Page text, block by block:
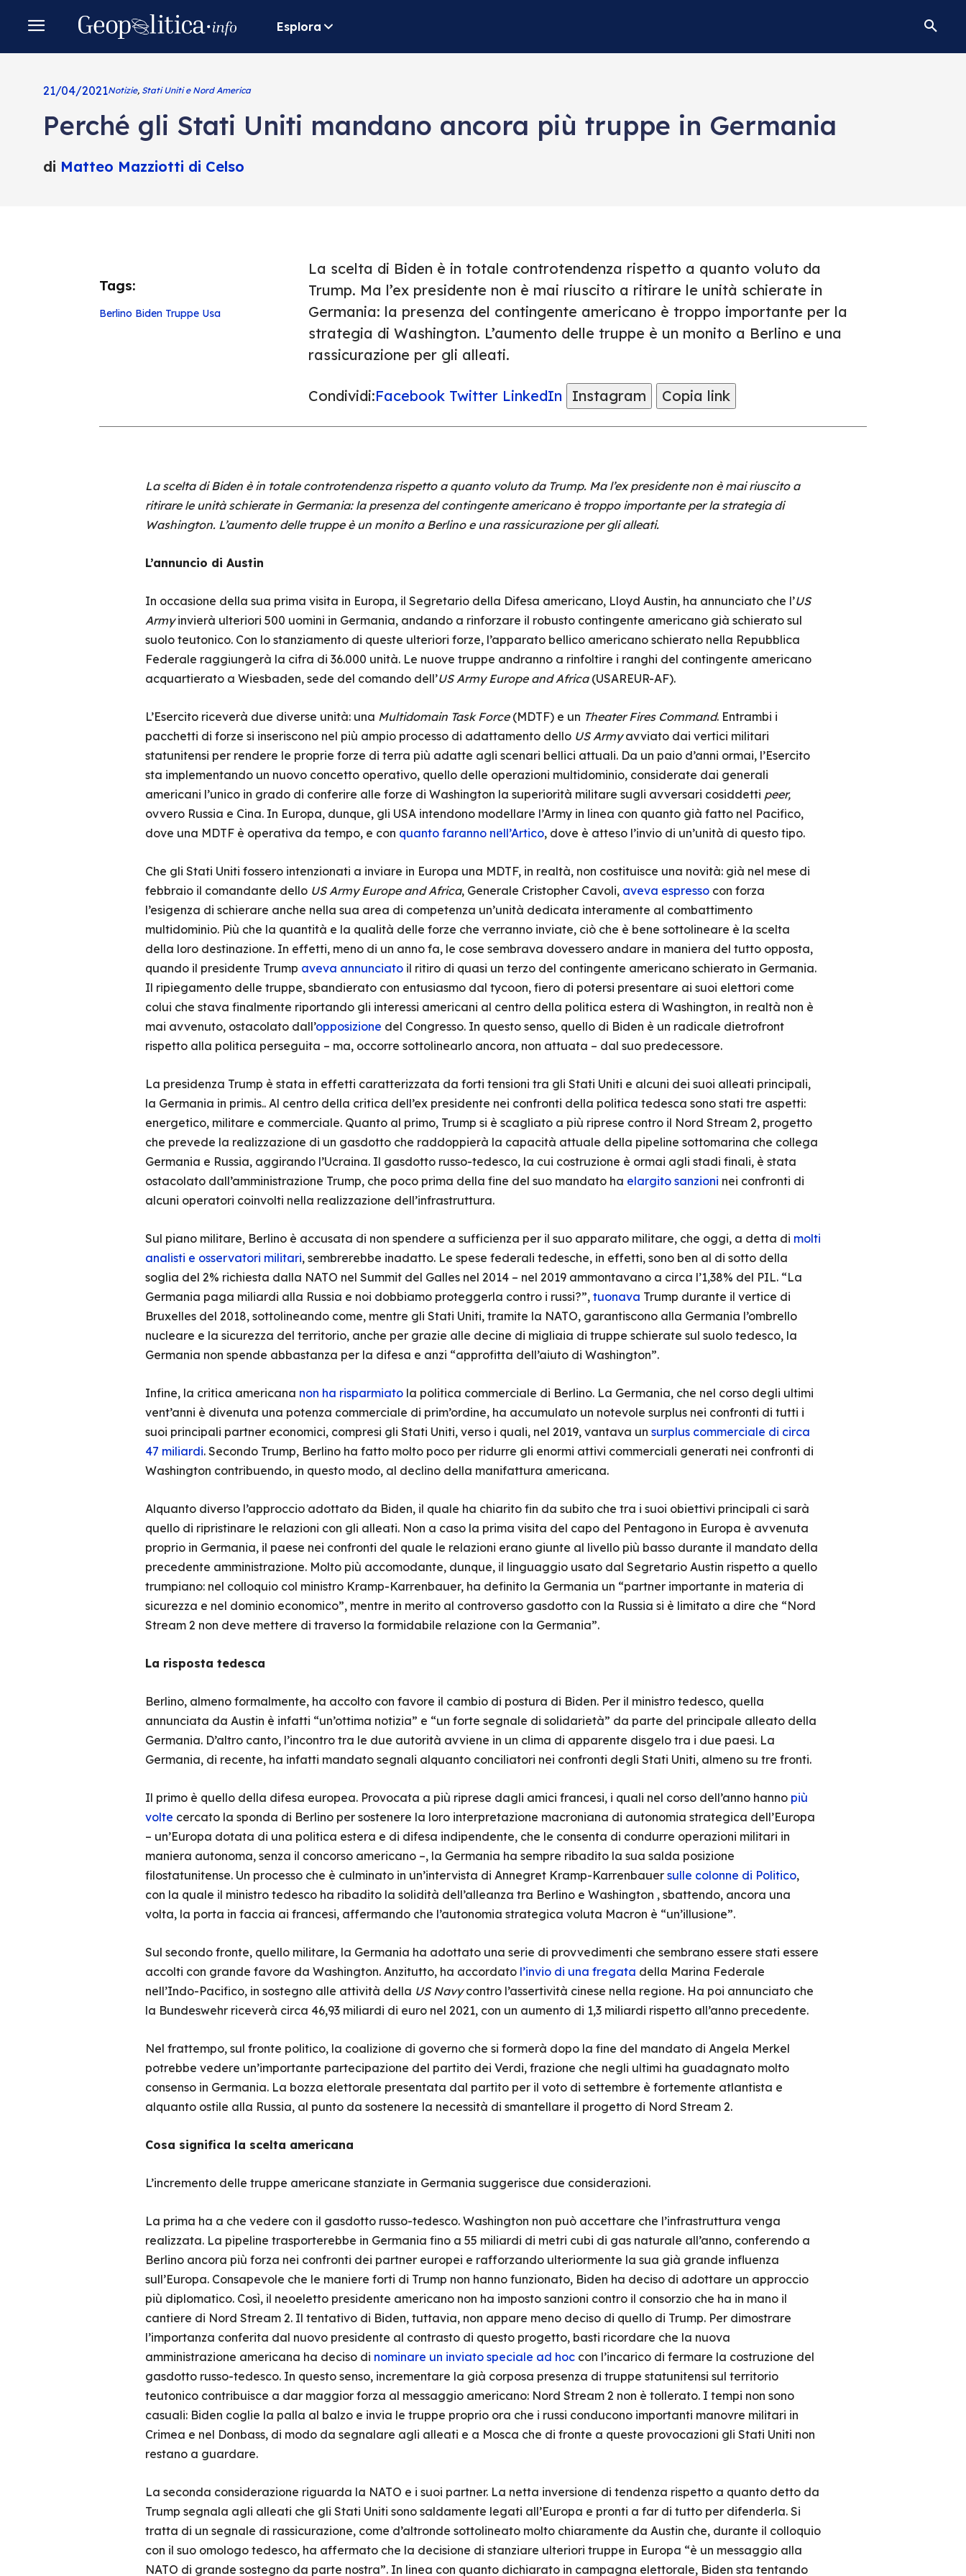
Esplora
21/04/2021Notizie, Stati Uniti e Nord America
Perché gli Stati Uniti mandano ancora più truppe in Germania
di Matteo Mazziotti di Celso
Tags:
Berlino Biden Truppe Usa
La scelta di Biden è in totale controtendenza rispetto a quanto voluto da
Trump. Ma l’ex presidente non è mai riuscito a ritirare le unità schierate in
Germania: la presenza del contingente americano è troppo importante per la
strategia di Washington. L’aumento delle truppe è un monito a Berlino e una
rassicurazione per gli alleati.
Condividi:Facebook Twitter LinkedIn Instagram Copia link
La scelta di Biden è in totale controtendenza rispetto a quanto voluto da Trump. Ma l’ex presidente non è mai riuscito a
ritirare le unità schierate in Germania: la presenza del contingente americano è troppo importante per la strategia di
Washington. L’aumento delle truppe è un monito a Berlino e una rassicurazione per gli alleati.
L’annuncio di Austin
In occasione della sua prima visita in Europa, il Segretario della Difesa americano, Lloyd Austin, ha annunciato che l’US
Armyinvierà ulteriori 500 uomini in Germania, andando a rinforzare il robusto contingente americano già schierato sul
suolo teutonico. Con lo stanziamento di queste ulteriori forze, l’apparato bellico americano schierato nella Repubblica
Federale raggiungerà la cifra di 36.000 unità. Le nuove truppe andranno a rinfoltire i ranghi del contingente americano
acquartierato a Wiesbaden, sede del comando dell’US Army Europe and Africa (USAREUR-AF).
L’Esercito riceverà due diverse unità: una Multidomain Task Force(MDTF) e un Theater Fires Command. Entrambi i
pacchetti di forze si inseriscono nel più ampio processo di adattamento dello US Armyavviato dai vertici militari
statunitensi per rendere le proprie forze di terra più adatte agli scenari bellici attuali. Da un paio d’anni ormai, l’Esercito
sta implementando un nuovo concetto operativo, quello delle operazioni multidominio, considerate dai generali
americani l’unico in grado di conferire alle forze di Washington la superiorità militare sugli avversari cosiddetti peer,
ovvero Russia e Cina. In Europa, dunque, gli USA intendono modellare l’Army in linea con quanto già fatto nel Pacifico,
dove una MDTF è operativa da tempo, e con quanto faranno nell’Artico, dove è atteso l’invio di un’unità di questo tipo.
Che gli Stati Uniti fossero intenzionati a inviare in Europa una MDTF, in realtà, non costituisce una novità: già nel mese di
febbraio il comandante dello US Army Europe and Africa, Generale Cristopher Cavoli, aveva espressocon forza
l’esigenza di schierare anche nella sua area di competenza un’unità dedicata interamente al combattimento
multidominio. Più che la quantità e la qualità delle forze che verranno inviate, ciò che è bene sottolineare è la scelta
della loro destinazione. In effetti, meno di un anno fa, le cose sembrava dovessero andare in maniera del tutto opposta,
quando il presidente Trump aveva annunciatoil ritiro di quasi un terzo del contingente americano schierato in Germania.
Il ripiegamento delle truppe, sbandierato con entusiasmo dal tycoon, fiero di potersi presentare ai suoi elettori come
colui che stava finalmente riportando gli interessi americani al centro della politica estera di Washington, in realtà non è
mai avvenuto, ostacolato dall’opposizione del Congresso. In questo senso, quello di Biden è un radicale dietrofront
rispetto alla politica perseguita – ma, occorre sottolinearlo ancora, non attuata – dal suo predecessore.
La presidenza Trump è stata in effetti caratterizzata da forti tensioni tra gli Stati Uniti e alcuni dei suoi alleati principali,
la Germania in primis.. Al centro della critica dell’ex presidente nei confronti della politica tedesca sono stati tre aspetti:
energetico, militare e commerciale. Quanto al primo, Trump si è scagliato a più riprese contro il Nord Stream 2, progetto
che prevede la realizzazione di un gasdotto che raddoppierà la capacità attuale della pipeline sottomarina che collega
Germania e Russia, aggirando l’Ucraina. Il gasdotto russo-tedesco, la cui costruzione è ormai agli stadi finali, è stata
ostacolato dall’amministrazione Trump, che poco prima della fine del suo mandato ha elargito sanzioni nei confronti di
alcuni operatori coinvolti nella realizzazione dell’infrastruttura.
Sul piano militare, Berlino è accusata di non spendere a sufficienza per il suo apparato militare, che oggi, a detta di molti
analisti e osservatori militari, sembrerebbe inadatto. Le spese federali tedesche, in effetti, sono ben al di sotto della
soglia del 2% richiesta dalla NATO nel Summit del Galles nel 2014 – nel 2019 ammontavano a circa l’1,38% del PIL. “La
Germania paga miliardi alla Russia e noi dobbiamo proteggerla contro i russi?”, tuonava Trump durante il vertice di
Bruxelles del 2018, sottolineando come, mentre gli Stati Uniti, tramite la NATO, garantiscono alla Germania l’ombrello
nucleare e la sicurezza del territorio, anche per grazie alle decine di migliaia di truppe schierate sul suolo tedesco, la
Germania non spende abbastanza per la difesa e anzi “approfitta dell’aiuto di Washington”.
Infine, la critica americana non ha risparmiatola politica commerciale di Berlino. La Germania, che nel corso degli ultimi
vent’anni è divenuta una potenza commerciale di prim’ordine, ha accumulato un notevole surplus nei confronti di tutti i
suoi principali partner economici, compresi gli Stati Uniti, verso i quali, nel 2019, vantava un surplus commerciale di circa
47 miliardi. Secondo Trump, Berlino ha fatto molto poco per ridurre gli enormi attivi commerciali generati nei confronti di
Washington contribuendo, in questo modo, al declino della manifattura americana.
Alquanto diverso l’approccio adottato da Biden, il quale ha chiarito fin da subito che tra i suoi obiettivi principali ci sarà
quello di ripristinare le relazioni con gli alleati. Non a caso la prima visita del capo del Pentagono in Europa è avvenuta
proprio in Germania, il paese nei confronti del quale le relazioni erano giunte al livello più basso durante il mandato della
precedente amministrazione. Molto più accomodante, dunque, il linguaggio usato dal Segretario Austin rispetto a quello
trumpiano: nel colloquio col ministro Kramp-Karrenbauer, ha definito la Germania un “partner importante in materia di
sicurezza e nel dominio economico”, mentre in merito al controverso gasdotto con la Russia si è limitato a dire che “Nord
Stream 2 non deve mettere di traverso la formidabile relazione con la Germania”.
La risposta tedesca
Berlino, almeno formalmente, ha accolto con favore il cambio di postura di Biden. Per il ministro tedesco, quella
annunciata da Austin è infatti “un’ottima notizia” e “un forte segnale di solidarietà” da parte del principale alleato della
Germania. D’altro canto, l’incontro tra le due autorità avviene in un clima di apparente disgelo tra i due paesi. La
Germania, di recente, ha infatti mandato segnali alquanto conciliatori nei confronti degli Stati Uniti, almeno su tre fronti.
Il primo è quello della difesa europea. Provocata a più riprese dagli amici francesi, i quali nel corso dell’anno hanno più
volte cercato la sponda di Berlino per sostenere la loro interpretazione macroniana di autonomia strategica dell’Europa
– un’Europa dotata di una politica estera e di difesa indipendente, che le consenta di condurre operazioni militari in
maniera autonoma, senza il concorso americano –, la Germania ha sempre ribadito la sua salda posizione
filostatunitense. Un processo che è culminato in un’intervista di Annegret Kramp-Karrenbauer sulle colonne di Politico,
con la quale il ministro tedesco ha ribadito la solidità dell’alleanza tra Berlino e Washington , sbattendo, ancora una
volta, la porta in faccia ai francesi, affermando che l’autonomia strategica voluta Macron è “un’illusione”.
Sul secondo fronte, quello militare, la Germania ha adottato una serie di provvedimenti che sembrano essere stati essere
accolti con grande favore da Washington. Anzitutto, ha accordato l’invio di una fregata della Marina Federale
nell’Indo-Pacifico, in sostegno alle attività della US Navycontro l’assertività cinese nella regione. Ha poi annunciato che
la Bundeswehr riceverà circa 46,93 miliardi di euro nel 2021, con un aumento di 1,3 miliardi rispetto all’anno precedente.
Nel frattempo, sul fronte politico, la coalizione di governo che si formerà dopo la fine del mandato di Angela Merkel
potrebbe vedere un’importante partecipazione del partito dei Verdi, frazione che negli ultimi ha guadagnato molto
consenso in Germania. La bozza elettorale presentata dal partito per il voto di settembre è fortemente atlantista e
alquanto ostile alla Russia, al punto da sostenere la necessità di smantellare il progetto di Nord Stream 2.
Cosa significa la scelta americana
L’incremento delle truppe americane stanziate in Germania suggerisce due considerazioni.
La prima ha a che vedere con il gasdotto russo-tedesco. Washington non può accettare che l’infrastruttura venga
realizzata. La pipeline trasporterebbe in Germania fino a 55 miliardi di metri cubi di gas naturale all’anno, conferendo a
Berlino ancora più forza nei confronti dei partner europei e rafforzando ulteriormente la sua già grande influenza
sull’Europa. Consapevole che le maniere forti di Trump non hanno funzionato, Biden ha deciso di adottare un approccio
più diplomatico. Così, il neoeletto presidente americano non ha imposto sanzioni contro il consorzio che ha in mano il
cantiere di Nord Stream 2. Il tentativo di Biden, tuttavia, non appare meno deciso di quello di Trump. Per dimostrare
l’importanza conferita dal nuovo presidente al contrasto di questo progetto, basti ricordare che la nuova
amministrazione americana ha deciso di nominare un inviato speciale ad hoccon l’incarico di fermare la costruzione del
gasdotto russo-tedesco. In questo senso, incrementare la già corposa presenza di truppe statunitensi sul territorio
teutonico contribuisce a dar maggior forza al messaggio americano: Nord Stream 2 non è tollerato. I tempi non sono
casuali: Biden coglie la palla al balzo e invia le truppe proprio ora che i russi conducono importanti manovre militari in
Crimea e nel Donbass, di modo da segnalare agli alleati e a Mosca che di fronte a queste provocazioni gli Stati Uniti non
restano a guardare.
La seconda considerazione riguarda la NATO e i suoi partner. La netta inversione di tendenza rispetto a quanto detto da
Trump segnala agli alleati che gli Stati Uniti sono saldamente legati all’Europa e pronti a far di tutto per difenderla. Si
tratta di un segnale di rassicurazione, come d’altronde sottolineato molto chiaramente da Austin che, durante il colloquio
con il suo omologo tedesco, ha affermato che la decisione di stanziare ulteriori truppe in Europa “è un messaggio alla
NATO di grande sostegno da parte nostra”. In linea con quanto dichiarato in campagna elettorale, Biden sta tentando